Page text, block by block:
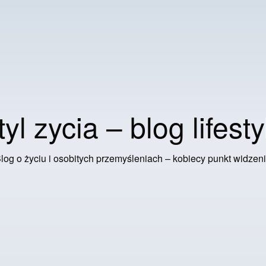
zycia – blog
o życiu i osobitych przemyśleniach – kobiecy punkt